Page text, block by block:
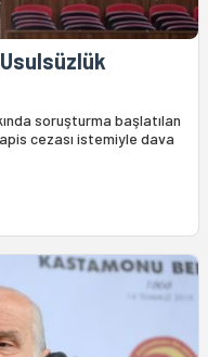
soruşturma başlatılan
cezası istemiyle dava